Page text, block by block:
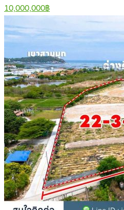
10,000,000฿